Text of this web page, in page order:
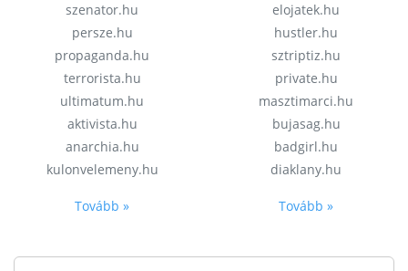
szenator.hu
persze.hu
propaganda.hu
terrorista.hu
ultimatum.hu
aktivista.hu
anarchia.hu
kulonvelemeny.hu
Tovább »
elojatek.hu
hustler.hu
sztriptiz.hu
private.hu
masztimarci.hu
bujasag.hu
badgirl.hu
diaklany.hu
Tovább »